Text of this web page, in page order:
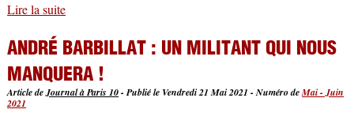
Lire la suite
ANDRÉ BARBILLAT : UN MILITANT QUI NOUS
MANQUERA !
Article deJournal à Paris 10-Publié le Vendredi 21 Mai 2021 -Numéro deMai - Juin
2021